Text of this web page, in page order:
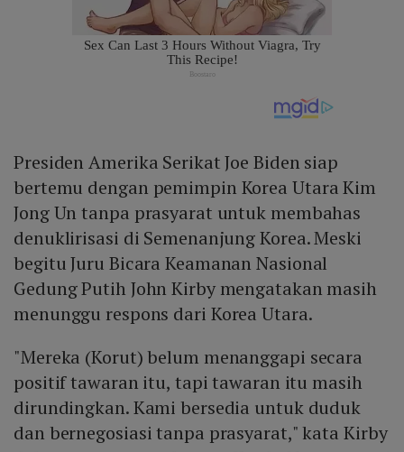
Presiden Amerika Serikat Joe Biden siap
bertemu dengan pemimpin Korea Utara Kim
Jong Un tanpa prasyarat untuk membahas
denuklirisasi di Semenanjung Korea. Meski
begitu Juru Bicara Keamanan Nasional
Gedung Putih John Kirby mengatakan masih
menunggu respons dari Korea Utara.
"Mereka (Korut) belum menanggapi secara
positif tawaran itu, tapi tawaran itu masih
dirundingkan. Kami bersedia untuk duduk
dan bernegosiasi tanpa prasyarat," kata Kirby